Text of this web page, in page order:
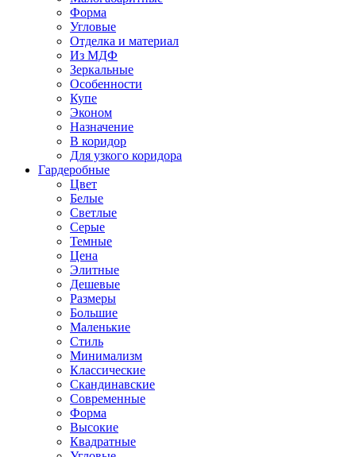
Форма
Угловые
Отделка и материал
Из МДФ
Зеркальные
Особенности
Купе
Эконом
Назначение
В коридор
Для узкого коридора
Гардеробные
Цвет
Белые
Светлые
Серые
Темные
Цена
Элитные
Дешевые
Размеры
Большие
Маленькие
Стиль
Минимализм
Классические
Скандинавские
Современные
Форма
Высокие
Квадратные